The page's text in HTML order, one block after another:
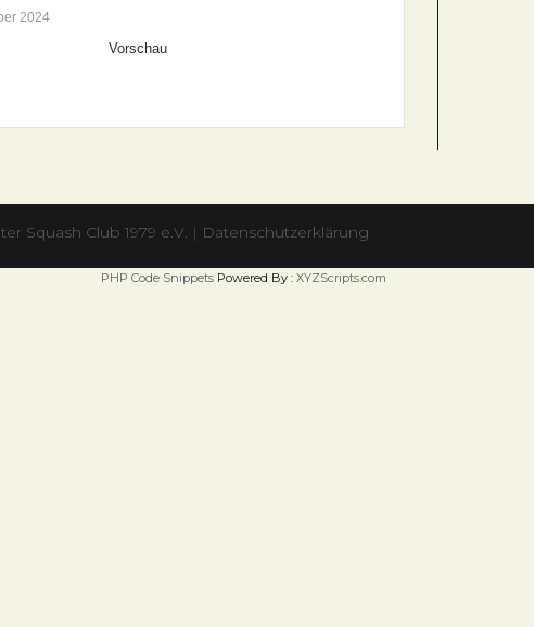
2024
Vorschau
Squash Club 1979 e.V. | Datenschutzerklärung
PHP Code SnippetsPowered By : XYZScripts.com